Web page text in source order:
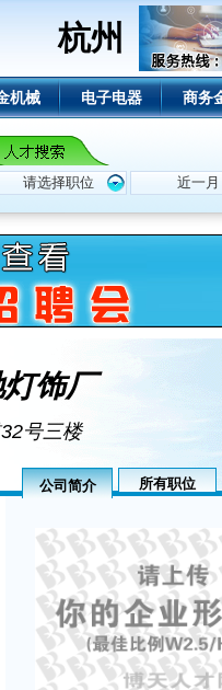
杭州
机械 电子电器 商务
饰厂
号三楼
公司简介 所有职位